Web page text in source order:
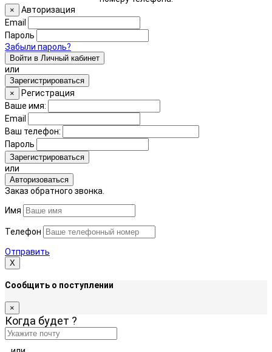
×
Авторизация
Email
Пароль
Забыли пароль?
Войти в Личный кабинет
или
Зарегистрироваться
×
Регистрация
Ваше имя:
Email
Ваш телефон:
Пароль
Зарегистрироваться
или
Авторизоваться
Заказ обратного звонка.
Имя
Телефон
Отправить
Х
Сообщить о поступлении
×
Когда будет ?